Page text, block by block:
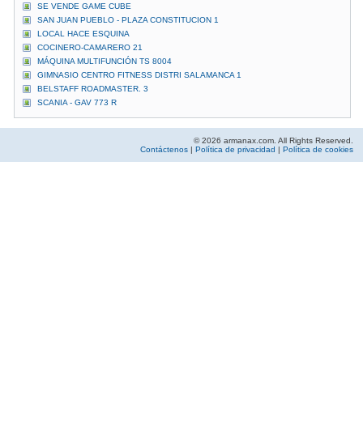
SE VENDE GAME CUBE
SAN JUAN PUEBLO - PLAZA CONSTITUCION 1
LOCAL HACE ESQUINA
COCINERO-CAMARERO 21
MÁQUINA MULTIFUNCIÓN TS 8004
GIMNASIO CENTRO FITNESS DISTRI SALAMANCA 1
BELSTAFF ROADMASTER. 3
SCANIA - GAV 773 R
© 2026 armanax.com. All Rights Reserved.
Contáctenos | Política de privacidad | Política de cookies